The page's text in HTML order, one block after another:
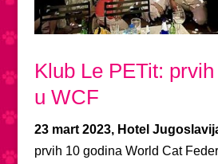
Klub Le PETit:
u WCF
23 mart 2023, Hotel
prvih 10 godina World Cat